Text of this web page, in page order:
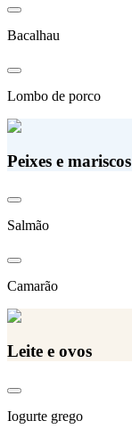
Bacalhau
Lombo de porco
Peixes e mariscos
Salmão
Camarão
Leite e ovos
Iogurte grego